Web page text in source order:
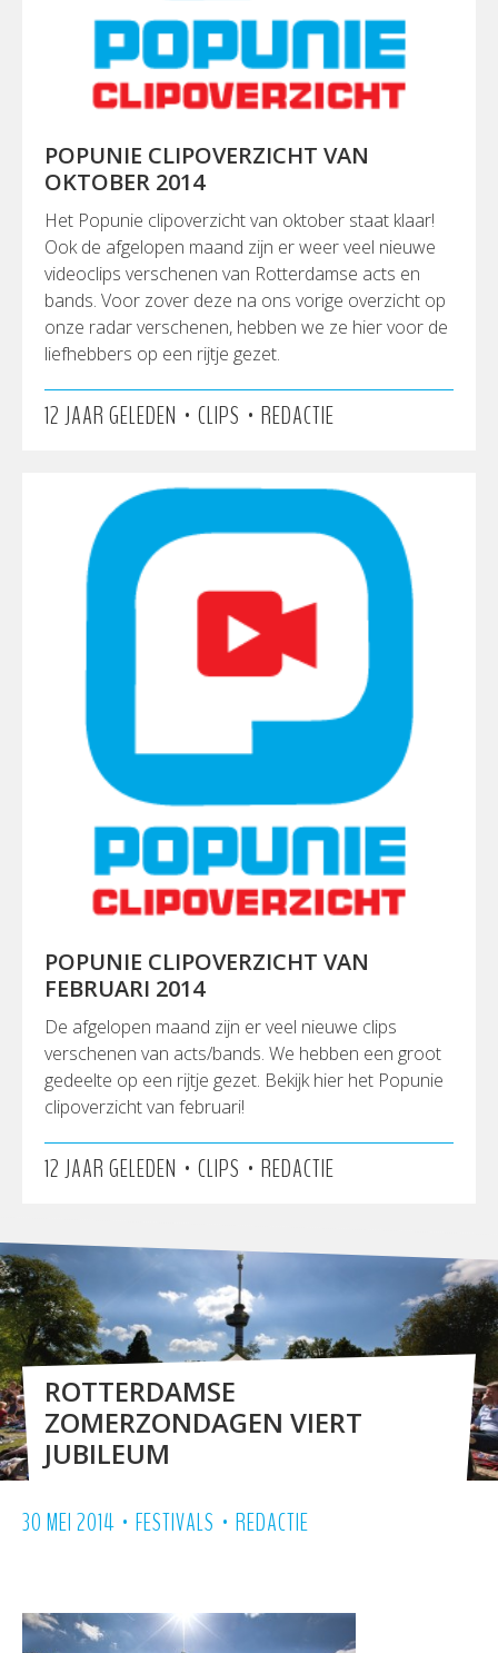
POPUNIE CLIPOVERZICHT VAN
OKTOBER 2014
Het Popunie clipoverzicht van oktober staat klaar!
Ook de afgelopen maand zijn er weer veel nieuwe
videoclips verschenen van Rotterdamse acts en
bands. Voor zover deze na ons vorige overzicht op
onze radar verschenen, hebben we ze hier voor de
liefhebbers op een rijtje gezet.
12 JAAR GELEDEN • CLIPS • REDACTIE
POPUNIE CLIPOVERZICHT VAN
FEBRUARI 2014
De afgelopen maand zijn er veel nieuwe clips
verschenen van acts/bands. We hebben een groot
gedeelte op een rijtje gezet. Bekijk hier het Popunie
clipoverzicht van februari!
12 JAAR GELEDEN • CLIPS • REDACTIE
ROTTERDAMSE
ZOMERZONDAGEN VIERT
JUBILEUM
30 MEI 2014 • FESTIVALS • REDACTIE